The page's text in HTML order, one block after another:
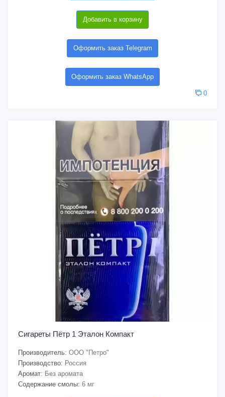
Добавить в корзину
Оформить заказ Telegram
Оформить заказ WhatsApp
0
Сигареты Пётр 1 Эталон Компакт
Производитель: ООО "Петро"
Производство: Россия
Аромат: Без аромата
Содержание смолы: 6 мг